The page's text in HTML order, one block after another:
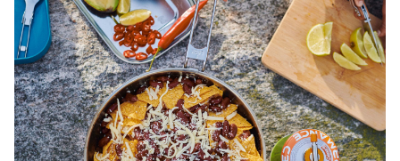
Om Stormberg
Verdigrunnlag